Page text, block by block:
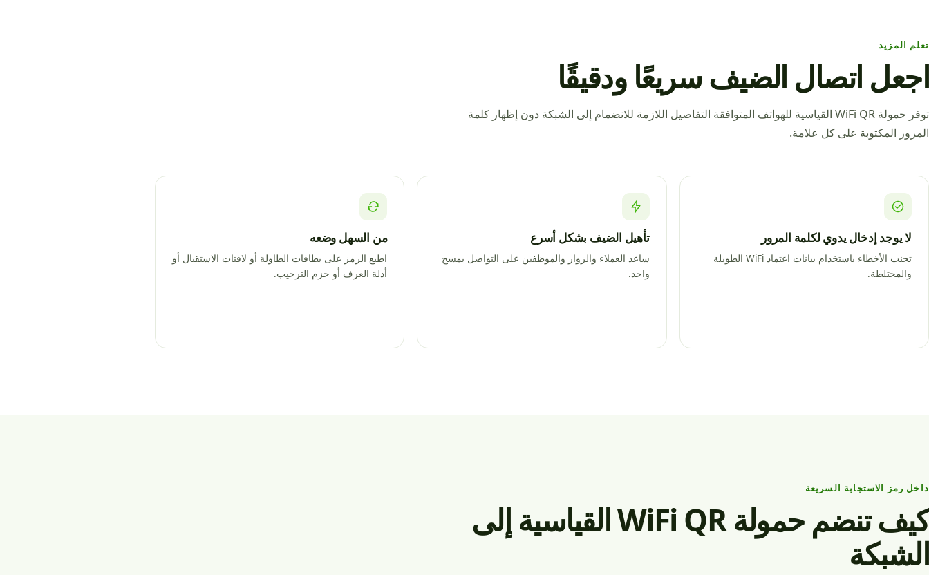
تعلم المزيد
اجعل اتصال الضيف سريعًا ودقيقًا
توفر حمولة WiFi QR القياسية للهواتف المتوافقة التفاصيل اللازمة للانضمام إلى الشبكة دون إظهار كلمة
المرور المكتوبة على كل علامة.
لا يوجد إدخال يدوي لكلمة المرور
تجنب الأخطاء باستخدام بيانات اعتماد WiFi الطويلة
والمختلطة.
تأهيل الضيف بشكل أسرع
ساعد العملاء والزوار والموظفين على التواصل بمسح
واحد.
من السهل وضعه
اطبع الرمز على بطاقات الطاولة أو لافتات الاستقبال أو
أدلة الغرف أو حزم الترحيب.
داخل رمز الاستجابة السريعة
كيف تنضم حمولة WiFi QR القياسية إلى
الشبكة